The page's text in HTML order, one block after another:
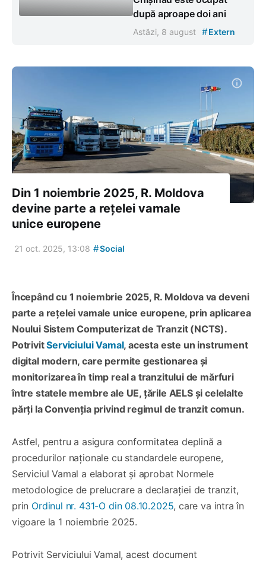
după aproape doi ani
Astăzi, 8 august #Extern
Din 1 noiembrie 2025, R. Moldova
devine parte a rețelei vamale
unice europene
21 oct. 2025, 13:08 #Social
Începând cu 1 noiembrie 2025, R. Moldova va deveni
parte a rețelei vamale unice europene, prin aplicarea
Noului Sistem Computerizat de Tranzit (NCTS).
PotrivitServiciului Vamal, acesta este un instrument
digital modern, care permite gestionarea și
monitorizarea în timp real a tranzitului de mărfuri
între statele membre ale UE, țările AELS și celelalte
părți la Convenția privind regimul de tranzit comun.
Astfel, pentru a asigura conformitatea deplină a
procedurilor naționale cu standardele europene,
Serviciul Vamal a elaborat și aprobat Normele
metodologice de prelucrare a declarației de tranzit,
prin Ordinul nr. 431-O din 08.10.2025, care va intra în
vigoare la 1 noiembrie 2025.
Potrivit Serviciului Vamal, acest document